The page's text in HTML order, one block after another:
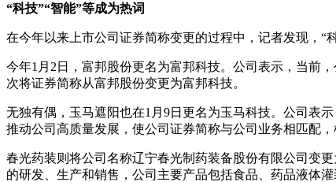
“科技”“智能”等成为热词
在今年以来上市公司证券简称变更的过程中，记者发现，“
今年1月2日，富邦股份更名为富邦科技。公司表示，当前
次将证券简称从富邦股份变更为富邦科技。
无独有偶，玉马遮阳也在1月9日更名为玉马科技。公司表
推动公司高质量发展，使公司证券简称与公司业务相匹配
春光药装则将公司名称辽宁春光制药装备股份有限公司变
的研发、生产和销售，公司主要产品包括食品、药品液体